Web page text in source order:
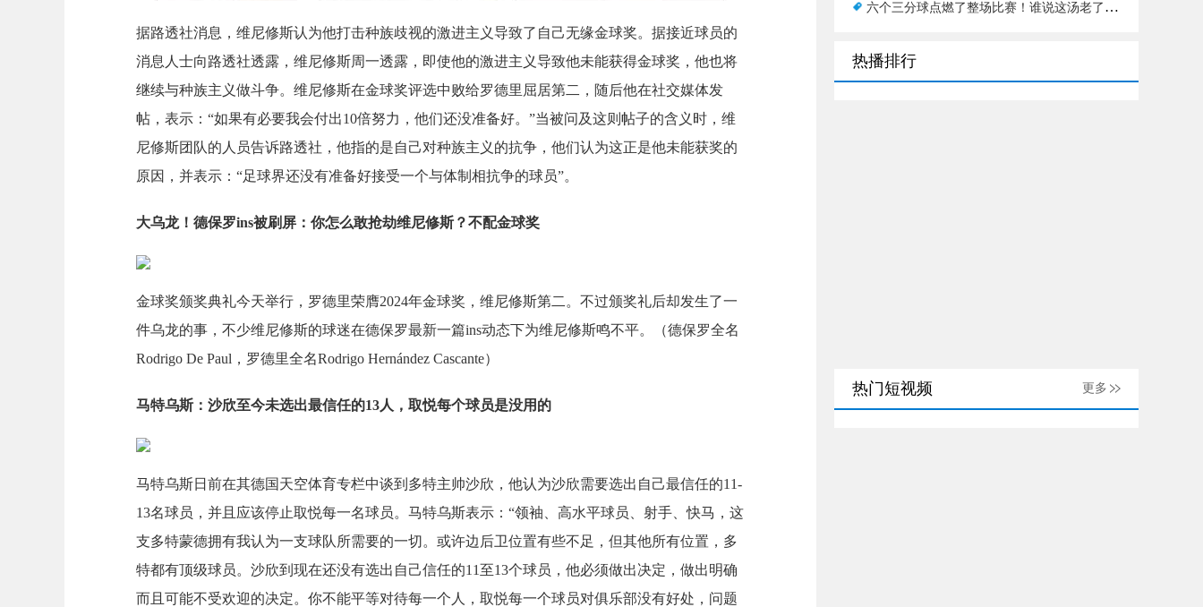
据路透社消息，维尼修斯认为他打击种族歧视的激进主义导致了自己无缘金球奖。据接近球员的
消息人士向路透社透露，维尼修斯周一透露，即使他的激进主义导致他未能获得金球奖，他也将
继续与种族主义做斗争。维尼修斯在金球奖评选中败给罗德里屈居第二，随后他在社交媒体发
帖，表示：“如果有必要我会付出10倍努力，他们还没准备好。”当被问及这则帖子的含义时，维
尼修斯团队的人员告诉路透社，他指的是自己对种族主义的抗争，他们认为这正是他未能获奖的
原因，并表示：“足球界还没有准备好接受一个与体制相抗争的球员”。
大乌龙！德保罗ins被刷屏：你怎么敢抢劫维尼修斯？不配金球奖
金球奖颁奖典礼今天举行，罗德里荣膺2024年金球奖，维尼修斯第二。不过颁奖礼后却发生了一
件乌龙的事，不少维尼修斯的球迷在德保罗最新一篇ins动态下为维尼修斯鸣不平。（德保罗全名
Rodrigo De Paul，罗德里全名Rodrigo Hernández Cascante）
马特乌斯：沙欣至今未选出最信任的13人，取悦每个球员是没用的
马特乌斯日前在其德国天空体育专栏中谈到多特主帅沙欣，他认为沙欣需要选出自己最信任的11-
13名球员，并且应该停止取悦每一名球员。马特乌斯表示：“领袖、高水平球员、射手、快马，这
支多特蒙德拥有我认为一支球队所需要的一切。或许边后卫位置有些不足，但其他所有位置，多
特都有顶级球员。沙欣到现在还没有选出自己信任的11至13个球员，他必须做出决定，做出明确
而且可能不受欢迎的决定。你不能平等对待每一个人，取悦每一个球员对俱乐部没有好处，问题
六个三分球点燃了整场比赛！谁说这汤老了？这汤太棒了！
热播排行
热门短视频 更多